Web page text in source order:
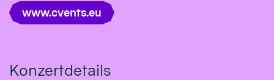
www.cvents.eu
Konzertdetails